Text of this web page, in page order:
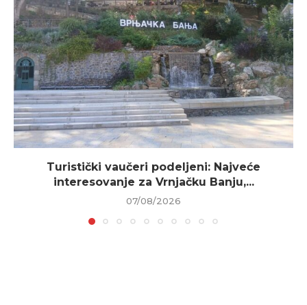
Turistički vaučeri podeljeni: Najveće
interesovanje za Vrnjačku Banju,...
07/08/2026